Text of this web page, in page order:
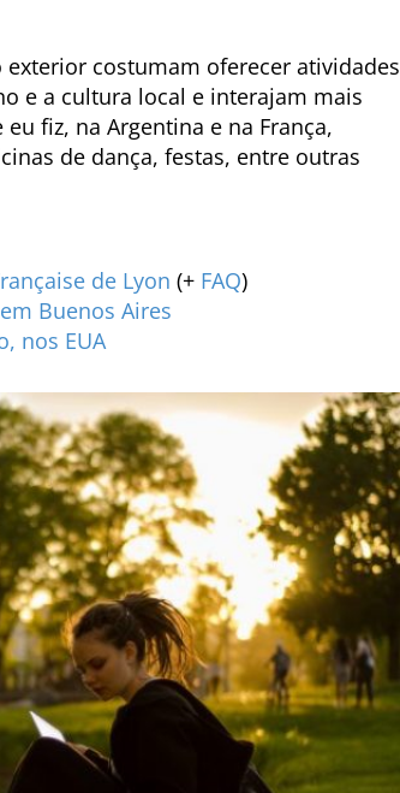
costumam oferecer atividades
e a cultura local e interajam mais
fiz, na Argentina e na França,
de dança, festas, entre outras
de Lyon (+ FAQ)
Buenos Aires
nos EUA